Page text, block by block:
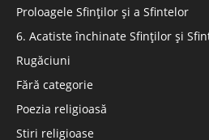
Proloagele Sfinților și a Sfintelor
6. Acatiste închinate Sfinților și
Rugăciuni
Fără categorie
Poezia religioasă
Stiri religioase